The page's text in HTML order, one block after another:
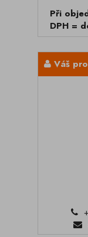
Při
DPH =
Váš